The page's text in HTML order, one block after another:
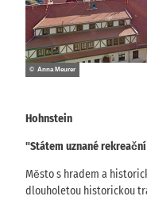
Hohnstein
"Státem uznané
Město s hradem a
dlouholetou historickou
© Anna Meurer